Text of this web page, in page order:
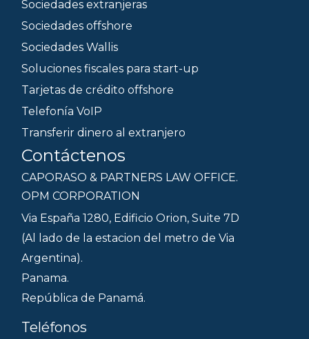
Sociedades extranjeras
Sociedades offshore
Sociedades Wallis
Soluciones fiscales para start-up
Tarjetas de crédito offshore
Telefonía VoIP
Transferir dinero al extranjero
Contáctenos
CAPORASO & PARTNERS LAW OFFICE.
OPM CORPORATION
Via España 1280, Edificio Orion, Suite 7D
(Al lado de la estacion del metro de Via
Argentina).
Panama.
República de Panamá.
Teléfonos